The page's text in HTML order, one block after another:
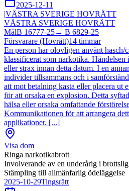
2025-12-11
|VÄSTRA SVERIGE HOVRÄTT
VÄSTRA SVERIGE HOVRÄTT
MålB 16777-25→ B 6829-25
Försvarare (Hovrätt)14 timmar
En person har olovligen använt hasch/
klassificerat som narkotika.
eller strax innan detta datum. I en
individer tillsammans och i
att mot betalning kasta eller placera ut
för att orsaka en explosion. Detta
hälsa eller orsaka omfattande
Kommunikationen för att arrangera
applikationer. [...]
Visa dom
Ringa narkotikabrott
Involverande av en underårig i
Stämpling till allmänfarlig ödeläggelse
2025-10-29Tingsrätt